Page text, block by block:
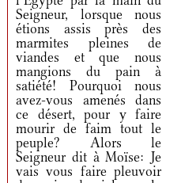
Seigneur, lorsque nous
étions assis près des
marmites pleines de
viandes et que nous
mangions du pain à
satiété! Pourquoi nous
avez-vous amenés dans
ce désert, pour y faire
mourir de faim tout le
peuple? Alors le
Seigneur dit à Moïse: Je
vais vous faire pleuvoir